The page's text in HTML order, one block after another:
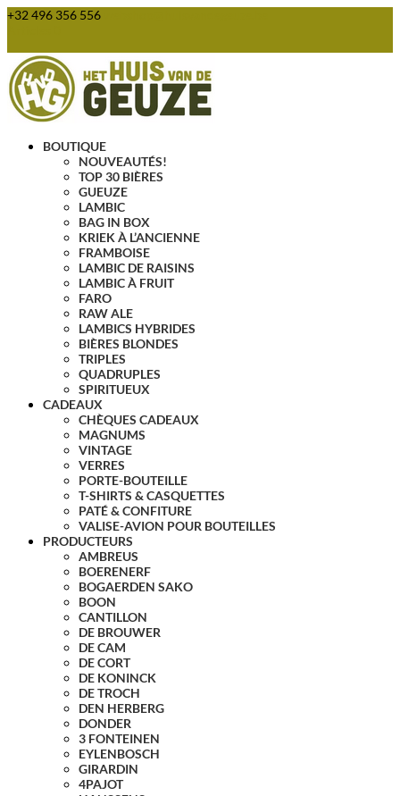
+32 496 356 556
BOUTIQUE
NOUVEAUTÉS!
TOP 30 BIÈRES
GUEUZE
LAMBIC
BAG IN BOX
KRIEK À L’ANCIENNE
FRAMBOISE
LAMBIC DE RAISINS
LAMBIC À FRUIT
FARO
RAW ALE
LAMBICS HYBRIDES
BIÈRES BLONDES
TRIPLES
QUADRUPLES
SPIRITUEUX
CADEAUX
CHÈQUES CADEAUX
MAGNUMS
VINTAGE
VERRES
PORTE-BOUTEILLE
T-SHIRTS & CASQUETTES
PATÉ & CONFITURE
VALISE-AVION POUR BOUTEILLES
PRODUCTEURS
AMBREUS
BOERENERF
BOGAERDEN SAKO
BOON
CANTILLON
DE BROUWER
DE CAM
DE CORT
DE KONINCK
DE TROCH
DEN HERBERG
DONDER
3 FONTEINEN
EYLENBOSCH
GIRARDIN
4PAJOT